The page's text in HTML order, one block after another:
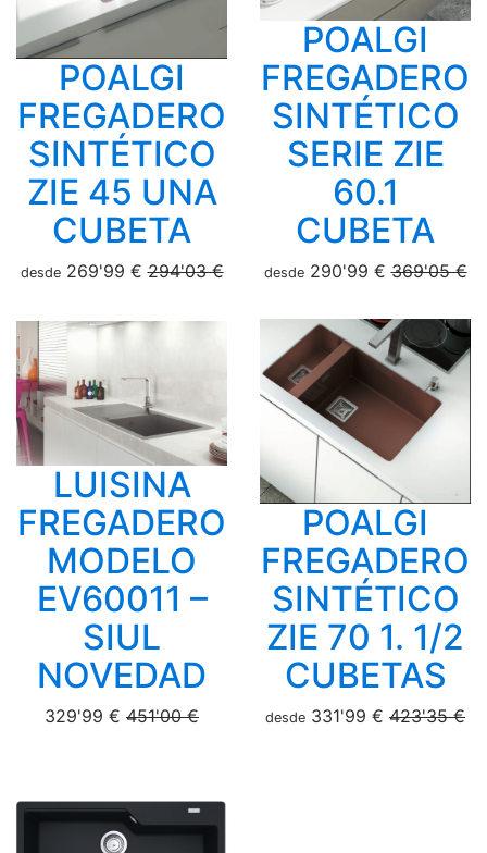
POALGI
FREGADERO
SINTÉTICO
ZIE 45 UNA
CUBETA
desde269'99 €294'03 €
POALGI
FREGADERO
SINTÉTICO
SERIE ZIE
60.1
CUBETA
desde290'99 €369'05 €
LUISINA
FREGADERO
MODELO
EV60011 –
SIUL
NOVEDAD
329'99 € 451'00 €
POALGI
FREGADERO
SINTÉTICO
ZIE 70 1. 1/2
CUBETAS
desde 331'99 € 423'35 €